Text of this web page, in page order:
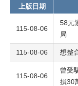
上版日期
115-08-06
58元
局
115-08-06 想整
115-08-06
曾受
損30